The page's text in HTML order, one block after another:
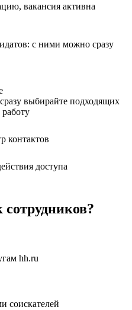
вакансия активна
с ними можно сразу
выбирайте подходящих
контактов
доступа
сотрудников?
hh.ru
соискателей